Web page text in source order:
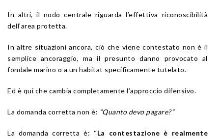
In altri, il nodo centrale riguarda l’effettiva riconoscibilità
dell’area protetta.
In altre situazioni ancora, ciò che viene contestato non è il
semplice ancoraggio, ma il presunto danno provocato al
fondale marino o a un habitat specificamente tutelato.
Ed è qui che cambia completamente l’approccio difensivo.
La domanda corretta non è: “Quanto devo pagare?”
La domanda corretta è: “La contestazione è realmente